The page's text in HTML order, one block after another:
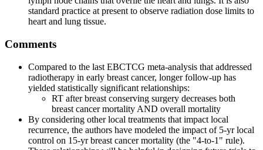
standard practice at present to observe radiation dose limits to
heart and lung tissue.
Comments
Compared to the last EBCTCG meta-analysis that addressed
radiotherapy in early breast cancer, longer follow-up has
yielded statistically significant relationships:
RT after breast conserving surgery decreases both
breast cancer mortality AND overall mortality
By considering other local treatments that impact local
recurrence, the authors have modeled the impact of 5-yr local
control on 15-yr breast cancer mortality (the "4-to-1" rule).